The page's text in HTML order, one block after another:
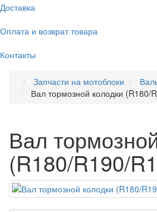
Доставка
Оплата и возврат товара
Контакты
Запчасти на мотоблоки
Вал тормозной колодки (R180/
Вал
(R180/R190/